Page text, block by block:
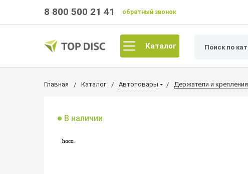
8 800 500 21 41 обратный звонок
Каталог
Главная Каталог Автотовары Держатели и крепления
В наличии